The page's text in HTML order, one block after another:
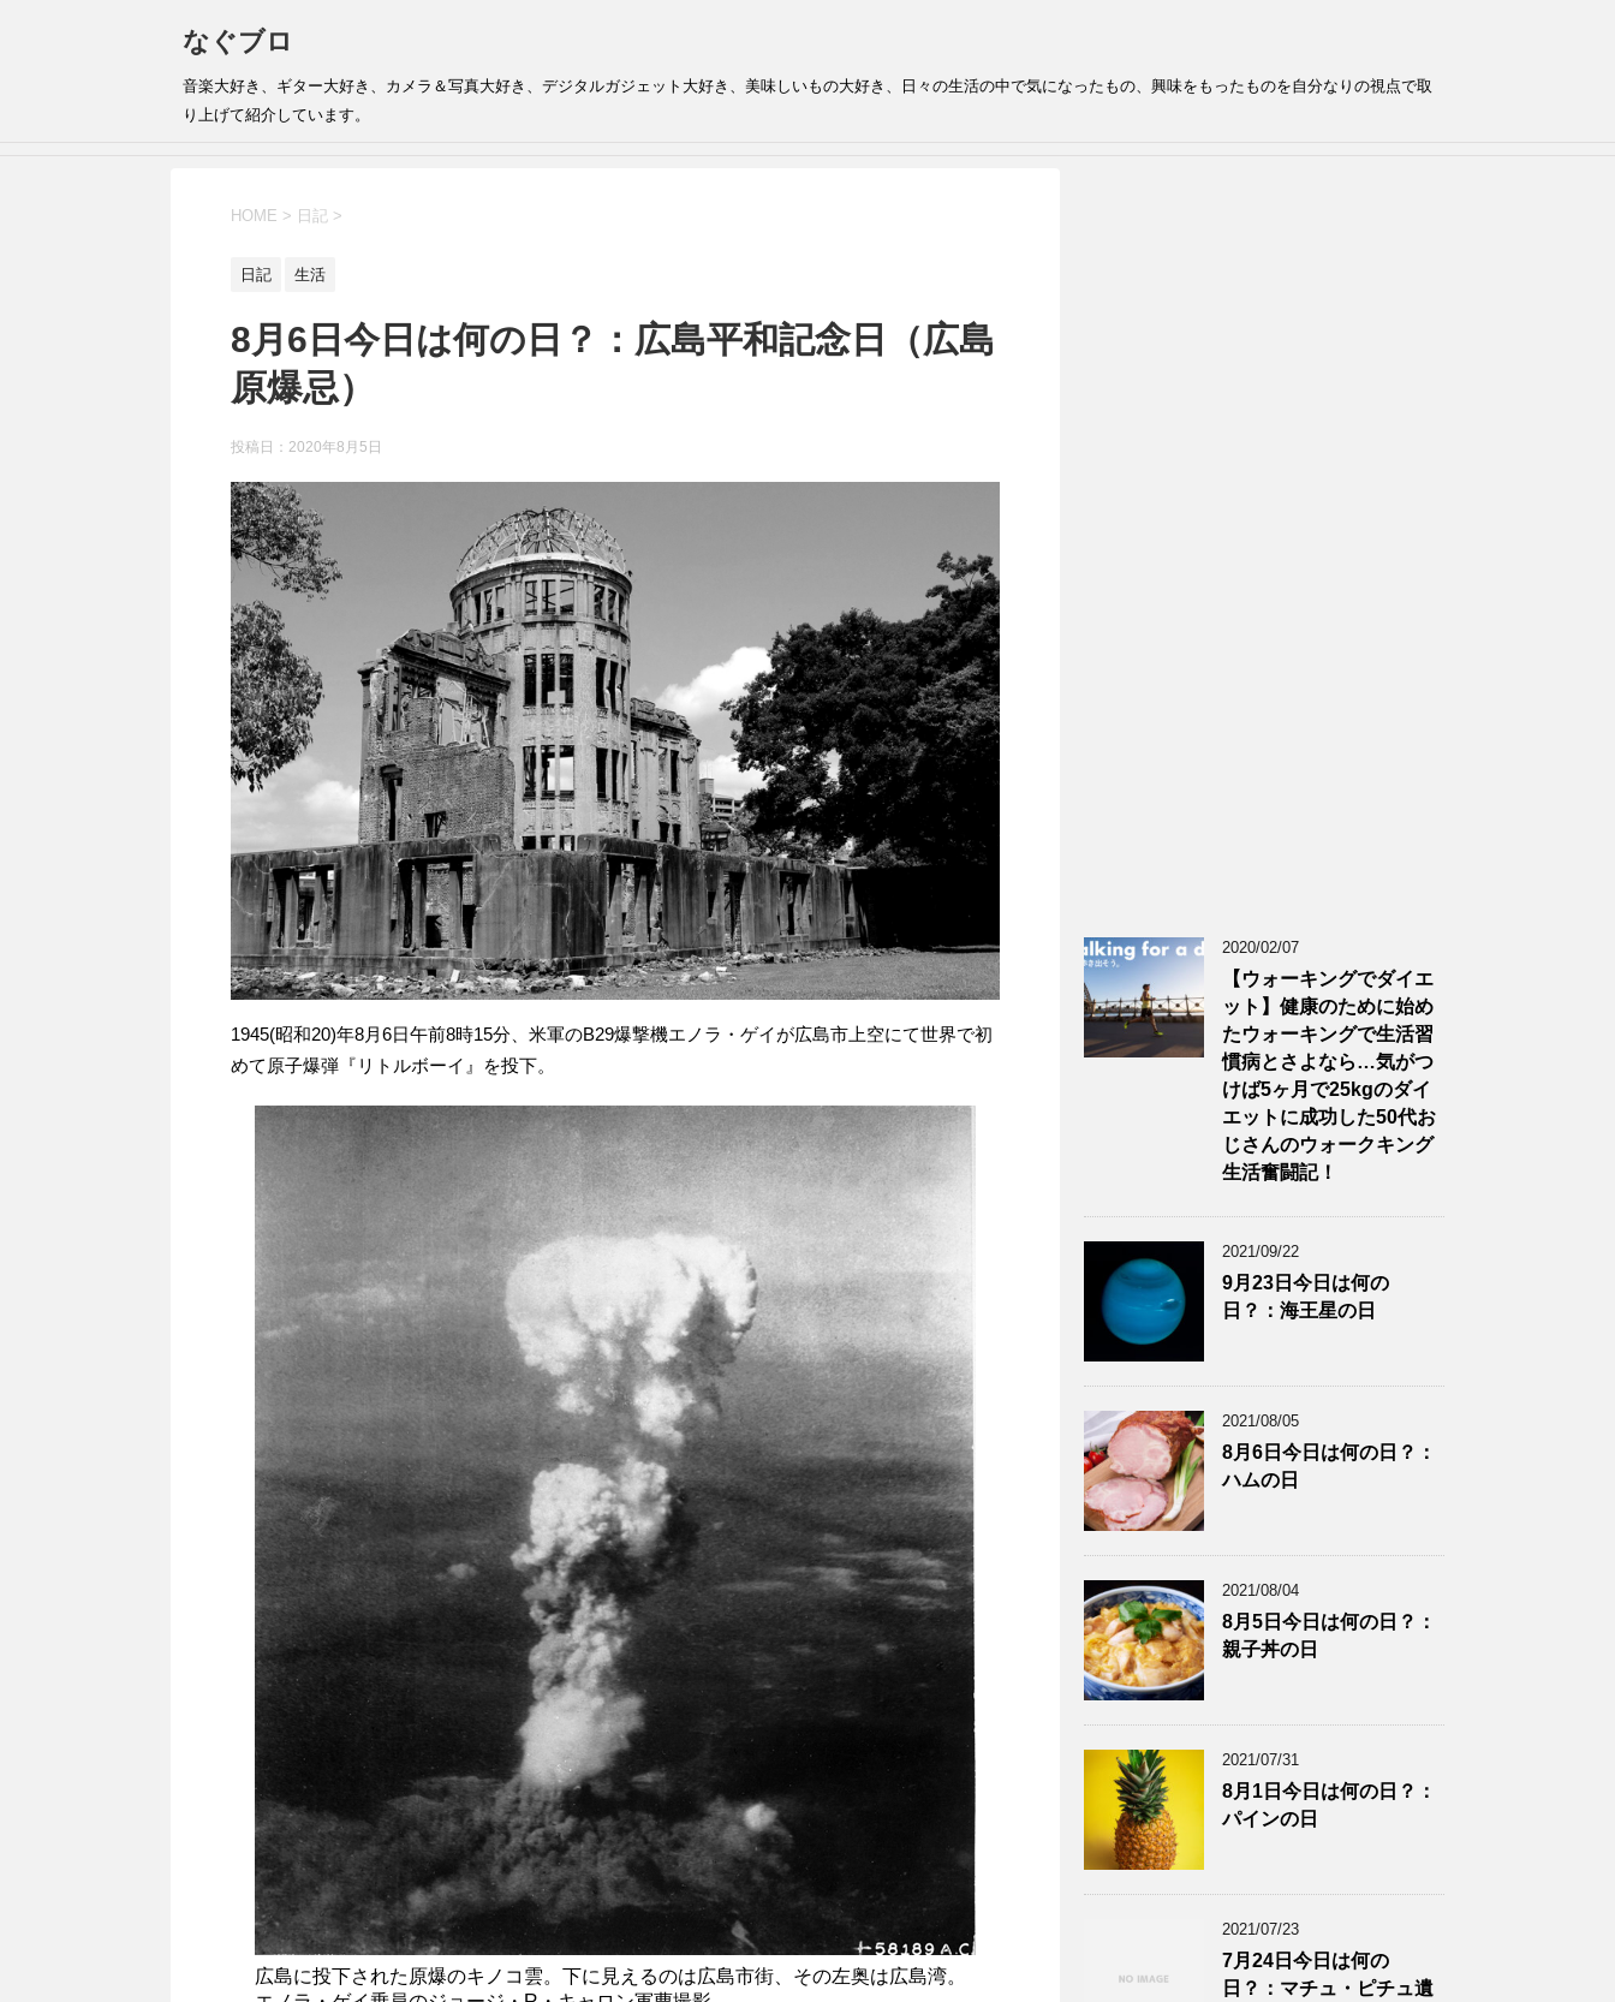
なぐブロ
音楽大好き、ギター大好き、カメラ＆写真大好き、デジタルガジェット大好き、美味しいもの大好き、日々の生活の中で気になったもの、興味をもったものを自分なりの視点で取
り上げて紹介しています。
HOME > 日記 >
日記 生活
8月6日今日は何の日？：広島平和記念日（広島
原爆忌）
投稿日： 2020年8月5日
1945(昭和20)年8月6日午前8時15分、米軍のB29爆撃機エノラ・ゲイが広島市上空にて世界で初
めて原子爆弾『リトルボーイ』を投下。
広島に投下された原爆のキノコ雲。下に見えるのは広島市街、その左奥は広島湾。
2020/02/07
【ウォーキングでダイエ
ット】健康のために始め
たウォーキングで生活習
慣病とさよなら…気がつ
けば5ヶ月で25kgのダイ
エットに成功した50代お
じさんのウォークキング
生活奮闘記！
2021/09/22
9月23日今日は何の
日？：海王星の日
2021/08/05
8月6日今日は何の日？：
ハムの日
2021/08/04
8月5日今日は何の日？：
親子丼の日
2021/07/31
8月1日今日は何の日？：
パインの日
2021/07/23
7月24日今日は何の
日？：マチュ・ピチュ遺